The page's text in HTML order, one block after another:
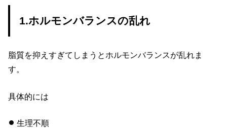
1.ホルモンバランスの乱れ
脂質を抑えすぎてしまうとホルモンバランスが乱れま
す。
具体的には
生理不順